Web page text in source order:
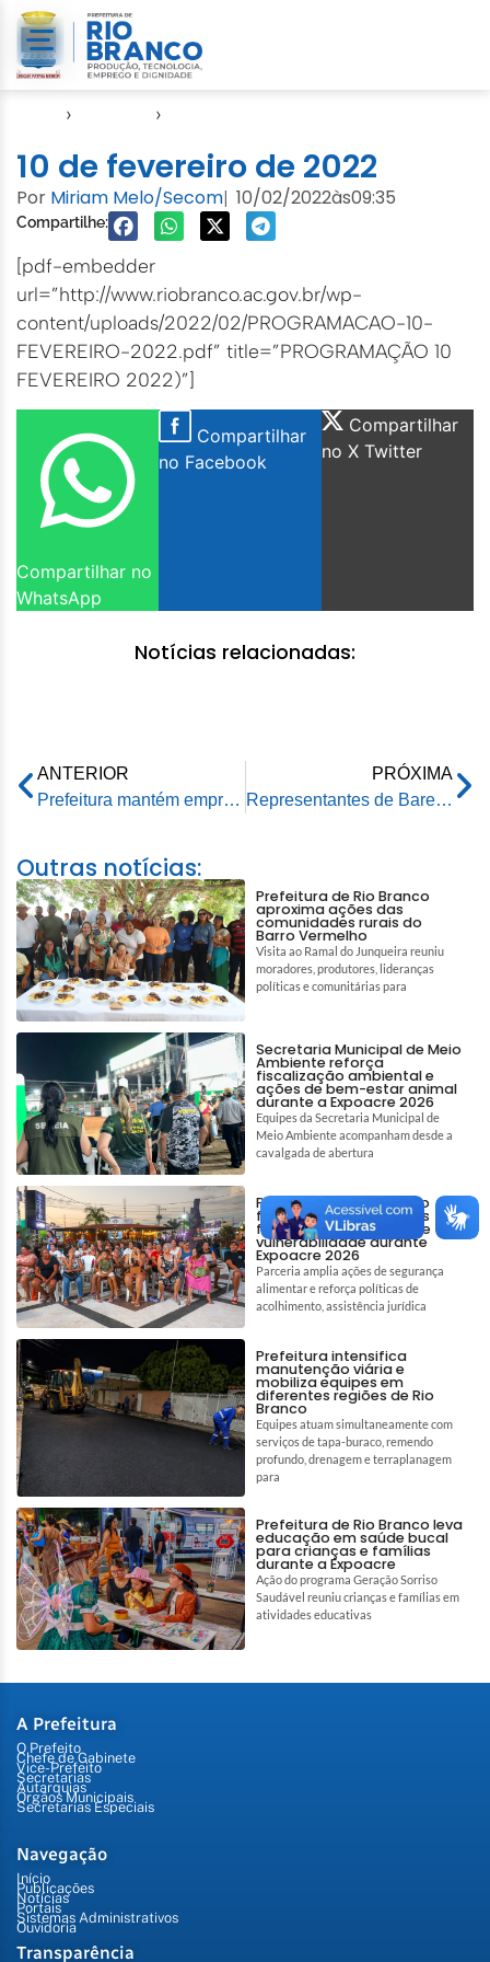
› ›
10 de fevereiro de 2022
Por Miriam Melo/Secom| 10/02/2022às09:35
Compartilhe:
[pdf-embedder
url=”http://www.riobranco.ac.gov.br/wp-
content/uploads/2022/02/PROGRAMACAO-10-
FEVEREIRO-2022.pdf” title=”PROGRAMAÇÃO 10
FEVEREIRO 2022)”]
Compartilhar no
WhatsApp
Compartilhar
no Facebook
Compartilhar
no X Twitter
Notícias relacionadas:
ANTERIOR
Prefeitura mantém emprego de trabalhadores do DEPASA transferidos para o SAERB
PRÓXIMA
Representantes de Bares, Restaurantes e Eventos são recebidos por prefeito e pedem mudanças no horário de funcionamento e na cobrança do ISS
Outras notícias:
Prefeitura de Rio Branco
aproxima ações das
comunidades rurais do
Barro Vermelho
Visita ao Ramal do Junqueira reuniu
moradores, produtores, lideranças
políticas e comunitárias para
Secretaria Municipal de Meio
Ambiente reforça
fiscalização ambiental e
ações de bem-estar animal
durante a Expoacre 2026
Equipes da Secretaria Municipal de
Meio Ambiente acompanham desde a
cavalgada de abertura
Prefeitura de Rio Branco
fortalece assistência às
famílias em situação de
vulnerabilidade durante
Expoacre 2026
Parceria amplia ações de segurança
alimentar e reforça políticas de
acolhimento, assistência jurídica
Prefeitura intensifica
manutenção viária e
mobiliza equipes em
diferentes regiões de Rio
Branco
Equipes atuam simultaneamente com
serviços de tapa-buraco, remendo
profundo, drenagem e terraplanagem
para
Prefeitura de Rio Branco leva
educação em saúde bucal
para crianças e famílias
durante a Expoacre
Ação do programa Geração Sorriso
Saudável reuniu crianças e famílias em
atividades educativas
A Prefeitura
O Prefeito
Chefe de Gabinete
Vice-Prefeito
Secretarias
Autarquias
Órgãos Municipais
Secretarias Especiais
Navegação
Início
Publicações
Notícias
Portais
Sistemas Administrativos
Ouvidoria
Transparência